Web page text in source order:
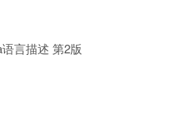
言描述 第2版